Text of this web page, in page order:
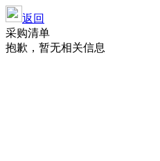
返回
采购清单
抱歉，暂无相关信息